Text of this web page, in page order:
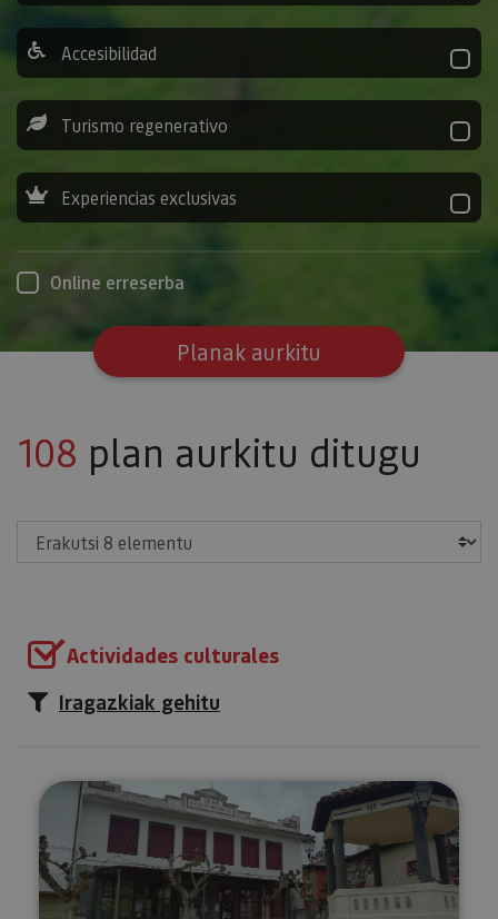
Accesibilidad
Turismo regenerativo
Experiencias exclusivas
Online erreserba
Planak aurkitu
108 plan aurkitu ditugu
Actividades culturales
Iragazkiak gehitu
Arroilen Interpretazio Gunea